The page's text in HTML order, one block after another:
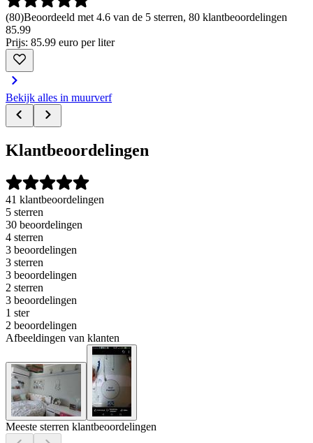
(80)Beoordeeld met 4.6 van de 5 sterren, 80 klantbeoordelingen
85.99
Prijs: 85.99 euro per liter
Bekijk alles in muurverf
Klantbeoordelingen
41 klantbeoordelingen
5 sterren
30 beoordelingen
4 sterren
3 beoordelingen
3 sterren
3 beoordelingen
2 sterren
3 beoordelingen
1 ster
2 beoordelingen
Afbeeldingen van klanten
Meeste sterren klantbeoordelingen